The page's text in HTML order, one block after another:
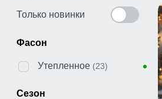
Только новинки
Фасон
Утепленное (23)
Сезон